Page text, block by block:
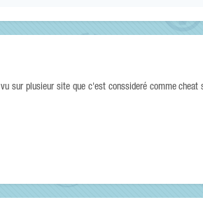
sur plusieur site que c'est conssideré comme cheat